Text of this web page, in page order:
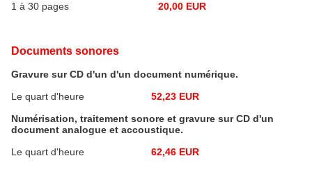
1 à 30 pages 20,00 EUR
Documents sonores
Gravure sur CD d'un d'un document numérique.
Le quart d'heure 52,23 EUR
Numérisation, traitement sonore et gravure sur CD d'un
document analogue et accoustique.
Le quart d'heure 62,46 EUR